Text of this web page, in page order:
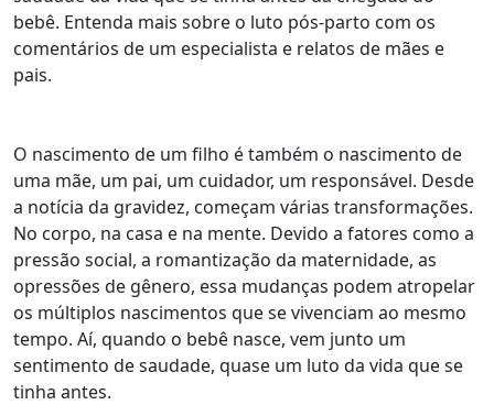
bebê. Entenda mais sobre o luto pós-parto com os
comentários de um especialista e relatos de mães e
pais.
O nascimento de um filho é também o nascimento de
uma mãe, um pai, um cuidador, um responsável. Desde
a notícia da gravidez, começam várias transformações.
No corpo, na casa e na mente. Devido a fatores como a
pressão social, a romantização da maternidade, as
opressões de gênero, essa mudanças podem atropelar
os múltiplos nascimentos que se vivenciam ao mesmo
tempo. Aí, quando o bebê nasce, vem junto um
sentimento de saudade, quase um luto da vida que se
tinha antes.